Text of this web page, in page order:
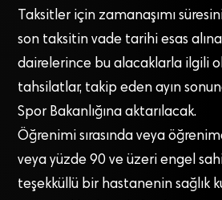
Taksitler için zamanaşımı
son taksitin vade tarihi esas
dairelerince bu alacaklarla ilgili
tahsilatlar, takip eden ayın
Spor Bakanlığına aktarılacak.
Öğrenimi sırasında veya
veya yüzde 90 ve üzeri engel
teşekküllü bir hastanenin sağlık